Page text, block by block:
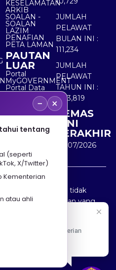
KESELAMATAN
ARKIB
SOALAN -
SOALAN
LAZIM
PENAFIAN
PETA LAMAN
PAUTAN
LUAR
Portal
MyGOVERNMENT
Portal Data
Terbuka
Sektor Awam
JUMLAH
PELAWAT
BULAN INI :
111,234
JUMLAH
PELAWAT
TAHUN INI :
5,513,819
KEMAS
KINI
TERAKHIR
30/07/2026
dan Kementerian
(MOTAC) adalah tidak
atau kerugian yang
mana-mana maklumat
PELANCONGAN SENI
− ×
tentang
(seperti
X/Twitter)
Kementerian
atau ahli
Portal Rasmi Kementerian